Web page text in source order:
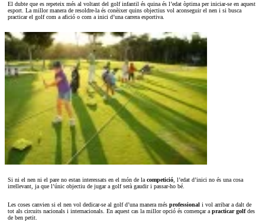
El dubte que es repeteix més al voltant del golf infantil és quina és l’edat òptima per iniciar-se en aquest
esport. La millor manera de resoldre-la és conèixer quins objectius vol aconseguir el nen i si busca
practicar el golf com a afició o com a inici d’una carrera esportiva.
Si ni el nen ni el pare no estan interessats en el món de lacompetició, l’edat d’inici no és una cosa
irrellevant, ja que l’únic objectiu de jugar a golf serà gaudir i passar-ho bé.
Les coses canvien si el nen vol dedicar-se al golf d’una manera més professional i vol arribar a dalt de
tot als circuits nacionals i internacionals. En aquest cas la millor opció és començar apracticar golfdes
de ben petit.